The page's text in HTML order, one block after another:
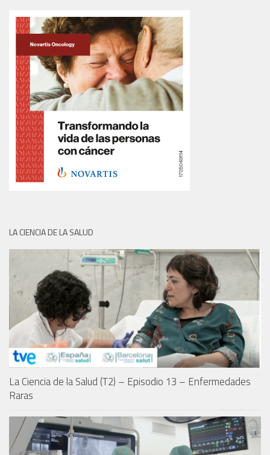
LA CIENCIA DE LA SALUD
La Ciencia de la Salud (T2) – Episodio 13 – Enfermedades
Raras